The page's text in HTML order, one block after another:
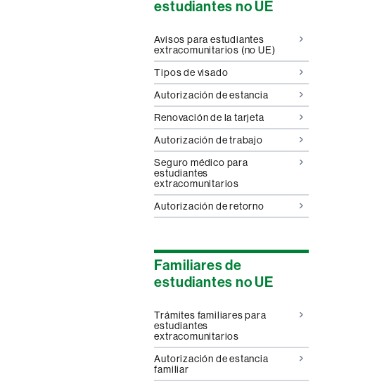
estudiantes no UE
Avisos para estudiantes
extracomunitarios (no UE)
Tipos de visado
Autorización de estancia
Renovación de la tarjeta
Autorización de trabajo
Seguro médico para
estudiantes
extracomunitarios
Autorización de retorno
Familiares de
estudiantes no UE
Trámites familiares para
estudiantes
extracomunitarios
Autorización de estancia
familiar